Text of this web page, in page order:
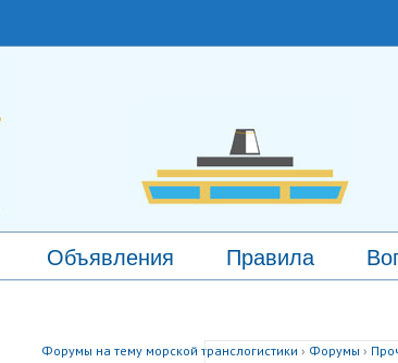
Объявления Правила
Форумы на тему морской транслогистики › Форумы ›